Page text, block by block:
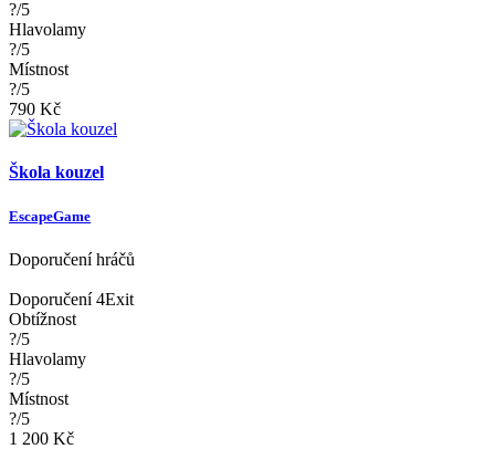
?/5
Hlavolamy
?/5
Místnost
?/5
790 Kč
Škola kouzel
EscapeGame
Doporučení hráčů
Doporučení 4Exit
Obtížnost
?/5
Hlavolamy
?/5
Místnost
?/5
1 200 Kč